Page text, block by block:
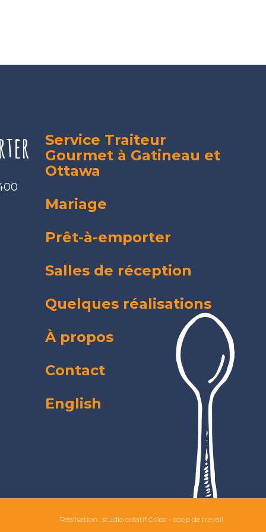
Service Traiteur
Gourmet à Gatineau et
Ottawa
Mariage
Prêt-à-emporter
Salles de réception
Quelques réalisations
À propos
Contact
English
Réalisation :studio créatif Coloc - coop de travail